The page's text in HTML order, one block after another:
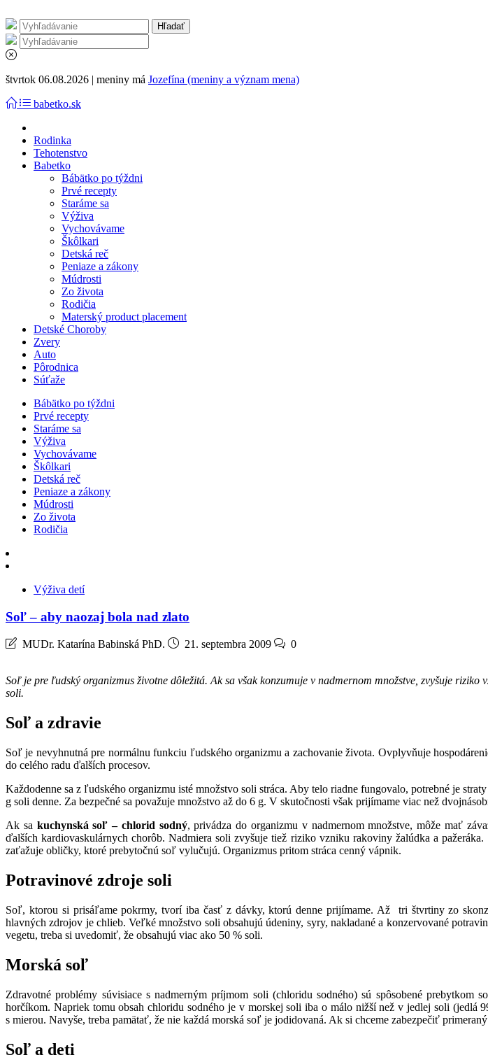
štvrtok 06.08.2026 | meniny má Jozefína (meniny a význam mena)
babetko.sk
Rodinka
Tehotenstvo
Babetko
Bábätko po týždni
Prvé recepty
Staráme sa
Výživa
Vychovávame
Škôlkari
Detská reč
Peniaze a zákony
Múdrosti
Zo života
Rodičia
Materský product placement
Detské Choroby
Zvery
Auto
Pôrodnica
Súťaže
Bábätko po týždni
Prvé recepty
Staráme sa
Výživa
Vychovávame
Škôlkari
Detská reč
Peniaze a zákony
Múdrosti
Zo života
Rodičia
Výživa detí
Soľ – aby naozaj bola nad zlato
MUDr. Katarína Babinská PhD. 21. septembra 2009 0
Soľ je pre ľudský organizmus životne dôležitá. Ak sa však konzumuje v nadmernom množstve, zvyšuje
soli.
Soľ a zdravie
Soľ je nevyhnutná pre normálnu funkciu ľudského organizmu a zachovanie života. Ovplyvňuje
do celého radu ďalších procesov.
Každodenne sa z ľudského organizmu isté množstvo soli stráca. Aby telo riadne fungovalo, potrebné je
g soli denne. Za bezpečné sa považuje množstvo až do 6 g. V skutočnosti však prijímame viac než
Ak sa kuchynská soľ – chlorid sodný, privádza do organizmu v nadmernom množstve, môže mať
ďalších kardiovaskulárnych chorôb. Nadmiera soli zvyšuje tiež riziko vzniku rakoviny žalúdka a
zaťažuje obličky, ktoré prebytočnú soľ vylučujú. Organizmus pritom stráca cenný vápnik.
Potravinové zdroje soli
Soľ, ktorou si prisáľame pokrmy, tvorí iba časť z dávky, ktorú denne prijímame. Až tri štvrtiny zo
hlavných zdrojov je chlieb. Veľké množstvo soli obsahujú údeniny, syry, nakladané a konzervované
vegetu, treba si uvedomiť, že obsahujú viac ako 50 % soli.
Morská soľ
Zdravotné problémy súvisiace s nadmerným príjmom soli (chloridu sodného) sú spôsobené
horčíkom. Napriek tomu obsah chloridu sodného je v morskej soli iba o málo nižší než v jedlej soli
s mierou. Navyše, treba pamätať, že nie každá morská soľ je jodidovaná. Ak si chceme zabezpečiť
Soľ a deti